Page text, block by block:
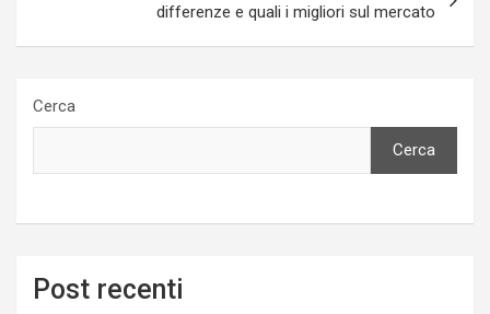
differenze e quali i migliori sul mercato
Cerca
Cerca
Post recenti